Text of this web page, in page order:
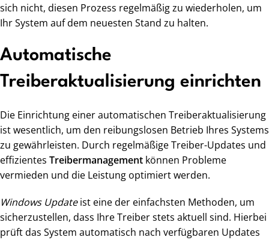
sich nicht, diesen Prozess regelmäßig zu wiederholen, um
Ihr System auf dem neuesten Stand zu halten.
Automatische
Treiberaktualisierung einrichten
Die Einrichtung einer automatischen Treiberaktualisierung
ist wesentlich, um den reibungslosen Betrieb Ihres Systems
zu gewährleisten. Durch regelmäßige Treiber-Updates und
effizientes Treibermanagement können Probleme
vermieden und die Leistung optimiert werden.
Windows Updateist eine der einfachsten Methoden, um
sicherzustellen, dass Ihre Treiber stets aktuell sind. Hierbei
prüft das System automatisch nach verfügbaren Updates